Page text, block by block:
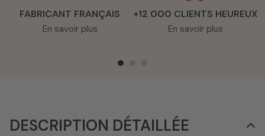
FABRICANT FRANÇAIS
En savoir plus
+12 000 CLIENTS HEUREUX
En savoir plus
DESCRIPTION DÉTAILLÉE